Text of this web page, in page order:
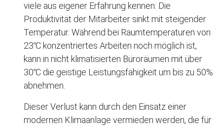
viele aus eigener Erfahrung kennen: Die
Produktivität der Mitarbeiter sinkt mit steigender
Temperatur. Während bei Raumtemperaturen von
23℃ konzentriertes Arbeiten noch möglich ist,
kann in nicht klimatisierten Büroräumen mit über
30℃ die geistige Leistungsfähigkeit um bis zu 50%
abnehmen.
Dieser Verlust kann durch den Einsatz einer
modernen Klimaanlage vermieden werden, die für